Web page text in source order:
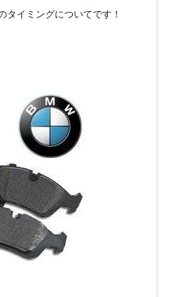
タイミングについてです！